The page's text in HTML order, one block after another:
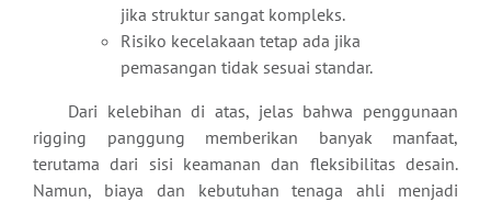
jika struktur sangat kompleks.
Risiko kecelakaan tetap ada jika
pemasangan tidak sesuai standar.
Dari kelebihan di atas, jelas bahwa penggunaan
rigging panggung memberikan banyak manfaat,
terutama dari sisi keamanan dan fleksibilitas desain.
Namun, biaya dan kebutuhan tenaga ahli menjadi